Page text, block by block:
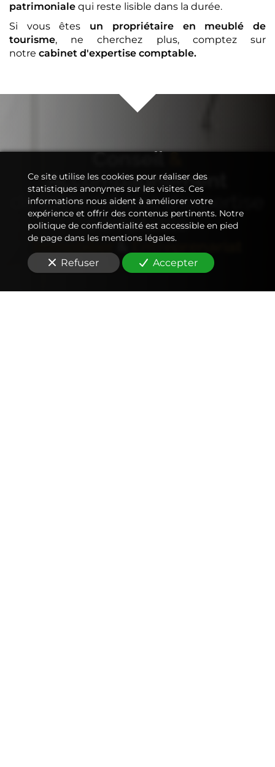
patrimoniale qui reste lisible dans la durée.
Si vous êtes un propriétaire en meublé de
tourisme, ne cherchez plus, comptez sur
notre cabinet d'expertise comptable.
Conseil&
Accompagnement
de votrecabinet d'expertise
comptable
Immobilier&Entreprenariat
Ce site utilise les cookies pour réaliser des
statistiques anonymes sur les visites. Ces
informations nous aident à améliorer votre
expérience et offrir des contenus pertinents. Notre
politique de confidentialité est accessible en pied
de page dans les mentions légales.
Refuser Accepter